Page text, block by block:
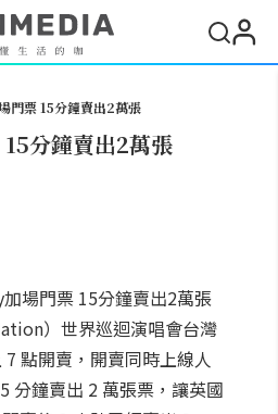
門票 15分鐘賣出2萬張
分鐘賣出2萬張
場門票 15分鐘賣出2萬張
）世界巡迴演唱會台灣
點開賣，開賣同時上線人
分鐘賣出 2 萬張票，讓英國